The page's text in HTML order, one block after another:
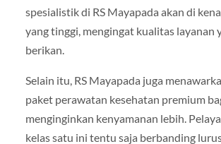
spesialistik di RS Mayapada akan di
yang tinggi, mengingat kualitas layanan
berikan.
Selain itu, RS Mayapada juga
paket perawatan kesehatan premium
menginginkan kenyamanan lebih.
kelas satu ini tentu saja berbanding